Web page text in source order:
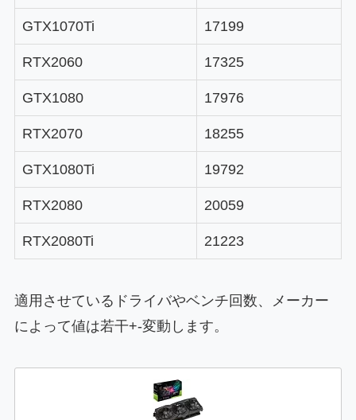
GTX1070Ti 17199
RTX2060 17325
GTX1080 17976
RTX2070 18255
GTX1080Ti 19792
RTX2080 20059
RTX2080Ti 21223
適用させているドライバやベンチ回数、メーカー
によって値は若干+-変動します。